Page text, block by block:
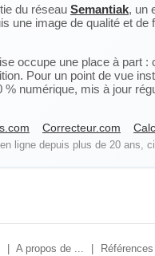
du réseau Semantiak, un
une image de qualité et
occupe une place à part
Pour un point de vue
numérique, mis à jour
Correcteur.com
ligne depuis plus de 20 ans,
A propos de ... Références